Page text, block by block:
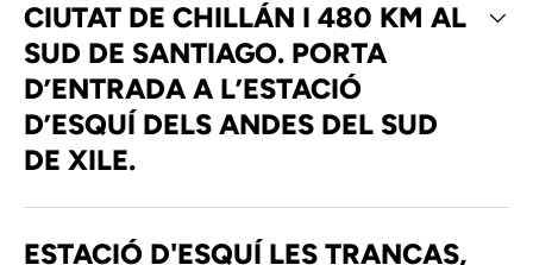
CIUTAT DE CHILLÁN I 480 KM AL
SUD DE SANTIAGO. PORTA
D’ENTRADA A L’ESTACIÓ
D’ESQUÍ DELS ANDES DEL SUD
DE XILE.
ESTACIÓ D'ESQUÍ LES TRANCAS,